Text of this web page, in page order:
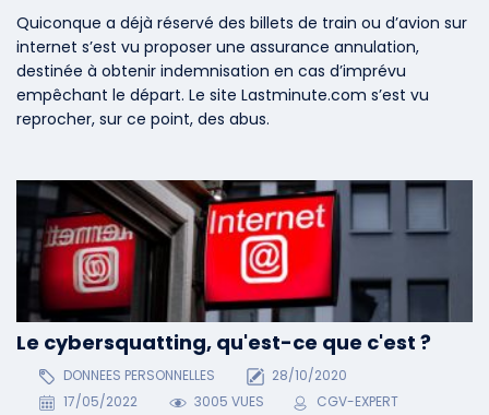
Le cybersquatting, qu'est-ce que c'est ?
DONNEES PERSONNELLES
28/10/2020
17/05/2022
3005 VUES CGV-EXPERT
Quiconque a déjà réservé des billets de train ou d’avion sur
internet s’est vu proposer une assurance annulation,
destinée à obtenir indemnisation en cas d’imprévu
empêchant le départ. Le site Lastminute.com s’est vu
reprocher, sur ce point, des abus.